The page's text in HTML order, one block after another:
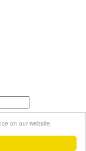
on our website.
9 年 前
9 年 前
9 年 前
10 年 前
10 年 前
10 年 前
10 年 前
10 年 前
10 年 前
10 年 前
10 年 前
10 年 前
10 年 前
10 年 前
10 年 前
10 年 前
10 年 前
10 年 前
9 年 前
9 年 前
9 年 前
9 年 前
9 年 前
9 年 前
9 年 前
9 年 前
9 年 前
9 年 前
9 年 前
9 年 前
9 年 前
8 年 前
7 年 前
7 年 前
6 年 前
6 年 前
はこちら アクテ
。